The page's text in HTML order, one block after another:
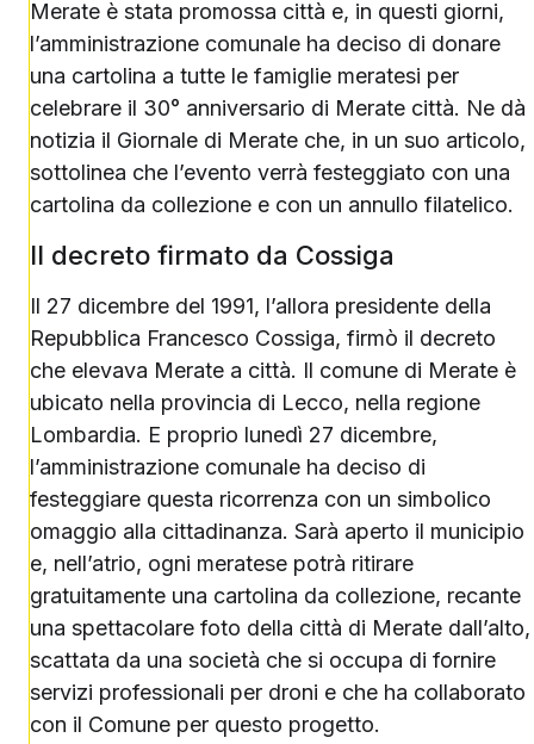
Merate è stata promossa città e, in questi giorni,
l’amministrazione comunale ha deciso di donare
una cartolina a tutte le famiglie meratesi per
celebrare il 30° anniversario di Merate città. Ne dà
notizia il Giornale di Merate che, in un suo articolo,
sottolinea che l’evento verrà festeggiato con una
cartolina da collezione e con un annullo filatelico.
Il decreto firmato da Cossiga
Il 27 dicembre del 1991, l’allora presidente della
Repubblica Francesco Cossiga, firmò il decreto
che elevava Merate a città. Il comune di Merate è
ubicato nella provincia di Lecco, nella regione
Lombardia. E proprio lunedì 27 dicembre,
l’amministrazione comunale ha deciso di
festeggiare questa ricorrenza con un simbolico
omaggio alla cittadinanza. Sarà aperto il municipio
e, nell’atrio, ogni meratese potrà ritirare
gratuitamente una cartolina da collezione, recante
una spettacolare foto della città di Merate dall’alto,
scattata da una società che si occupa di fornire
servizi professionali per droni e che ha collaborato
con il Comune per questo progetto.